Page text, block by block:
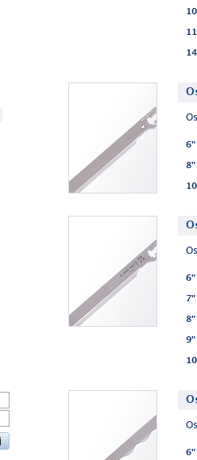
6"
8"
6"
7"
8"
9"
6"